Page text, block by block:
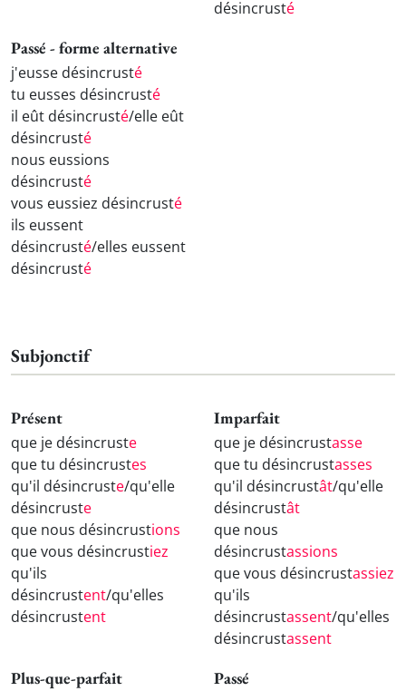
désincrusté
Passé - forme alternative
j'eusse désincrusté
tu eusses désincrusté
il eût désincrusté/elle eût
désincrusté
nous eussions
désincrusté
vous eussiez désincrusté
ils eussent
désincrusté/elles eussent
désincrusté
Subjonctif
Présent
que je désincruste
que tu désincrustes
qu'il désincruste/qu'elle
désincruste
que nous désincrustions
que vous désincrustiez
qu'ils
désincrustent/qu'elles
désincrustent
Imparfait
que je désincrustasse
que tu désincrustasses
qu'il désincrustât/qu'elle
désincrustât
que nous
désincrustassions
que vous désincrustassiez
qu'ils
désincrustassent/qu'elles
désincrustassent
Plus-que-parfait Passé